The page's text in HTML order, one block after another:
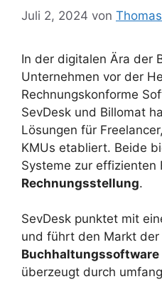
Juli 2, 2024 von
In der digitalen Ära der
Unternehmen vor der
Rechnungskonforme
SevDesk und Billomat
Lösungen für
KMUs etabliert. Beide
Systeme zur effizienten
Rechnungsstellung.
SevDesk punktet mit
und führt den Markt der
Buchhaltungssoftware
überzeugt durch